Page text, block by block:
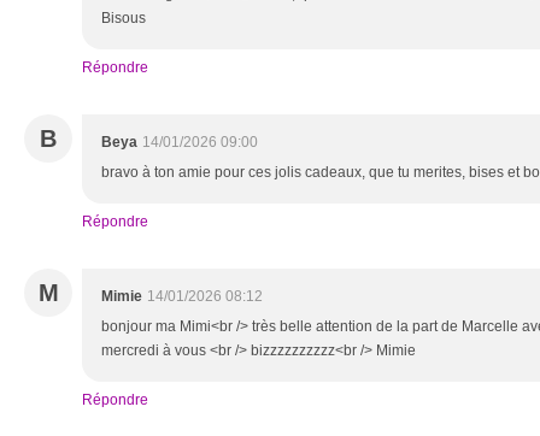
Bisous
Répondre
B Beya 14/01/2026 09:00
bravo à ton amie pour ces jolis cadeaux, que tu merites, bises et
Répondre
M Mimie 14/01/2026 08:12
bonjour ma Mimi<br /> très belle attention de la part de Marcelle
mercredi à vous <br /> bizzzzzzzzzz<br /> Mimie
Répondre